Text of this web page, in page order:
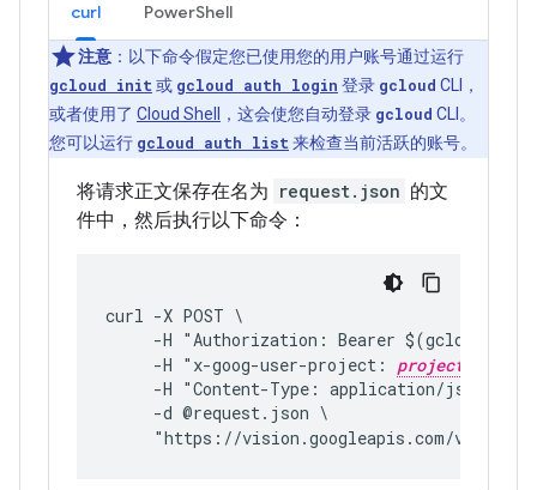
curl PowerShell
注意 ：以下命令假定您已使用您的用户账号通过运行
gcloud init 或 gcloud auth login 登录 gcloud CLI，
或者使用了 Cloud Shell ，这会使您自动登录 gcloud CLI。
您可以运行 gcloud auth list 来检查当前活跃的账号。
将请求正文保存在名为 request.json 的文
件中，然后执行以下命令：
curl -X POST \
-H "Authorization: Bearer $(gcloud
     -H "x-goog-user-project:
project-id
-H "Content-Type: application/json;
     -d @request.json \
"https://vision.googleapis.com/v1/